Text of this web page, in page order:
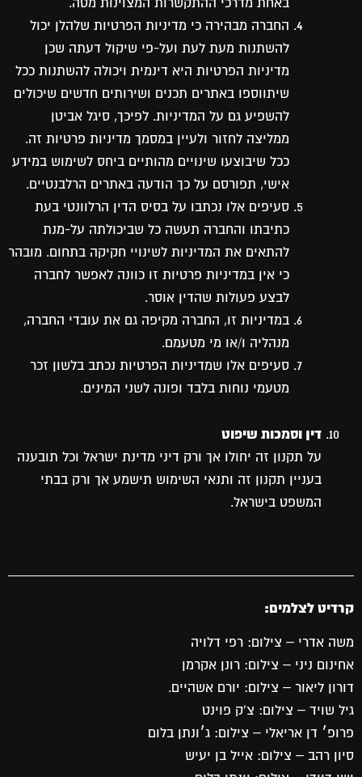
החברה מבהירה כי מדיניות הפרטיות שלהלן יכול
להשתנות מעת לעת ועל-פי שיקול דעתה שכן
מדיניות הפרטיות היא דינמית ויכולה להשתנות ככל
שיתווספו באתרים תכנים ושירותים חדשים שיכולים
להשפיע גם על המדיניות. לפיכך, סיגל אביטן
ממליצה לחזור ולעיין במסמך מדיניות פרטיות זה.
ככל שיבוצעו שינויים מהותיים ביחס לשימוש במידע
אישי, תפורסם על כך הודעה באתרים הרלבנטיים.
סעיפים אלו נכתבו על בסיס הדין הרלוונטי בעת
כתיבתו והחברה תעשה כל שביכולתה על-מנת
להתאים את המדיניות לשינויי חקיקה בתחום. מובהר
כי אין במדיניות פרטיות זו כוונה לאפשר לחברה
לבצע פעולות שהדין אוסר.
במדיניות זו, החברה מקיפה גם את עובדי החברה,
מנהליה ו/או מי מטעמם.
סעיפים אלו שמדיניות הפרטיות נכתב בלשון זכר
מטעמי נוחות בלבד ופונה לשני המינים.
דין וסמכות שיפוט
על תקנון זה יחולו אך ורק דיני מדינת ישראל וכל תובענה
בעניין תקנון זה ותנאי השימוש תישמע אך ורק בבתי
המשפט בישראל.
קרדיט לצלמים:
משה אדרי – צילום: רפי דלויה
אחינום ניני – צילום: רונן אקרמן
דורון ליאור – צילום: יורם אשהיים.
גיל שויד – צילום: צ'ק פוינט
פרופ׳ דן אריאלי – צילום: ג׳ונתן בלום
סיון רהב – צילום: אייל בן יעיש